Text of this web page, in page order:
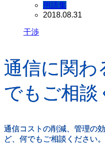
用語集
2018.08.31
干渉
通信に関わ
でもご相談
通信コストの削減、管理の
ど、何でもご相談ください。